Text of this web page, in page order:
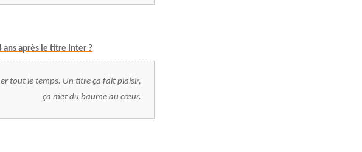
ans après le titre Inter ?
tout le temps. Un titre ça fait plaisir,
ça met du baume au cœur.